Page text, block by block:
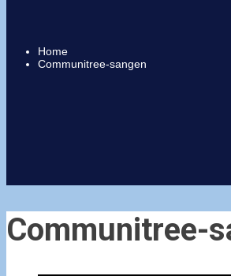
Home
Communitree-sangen
Communitree-